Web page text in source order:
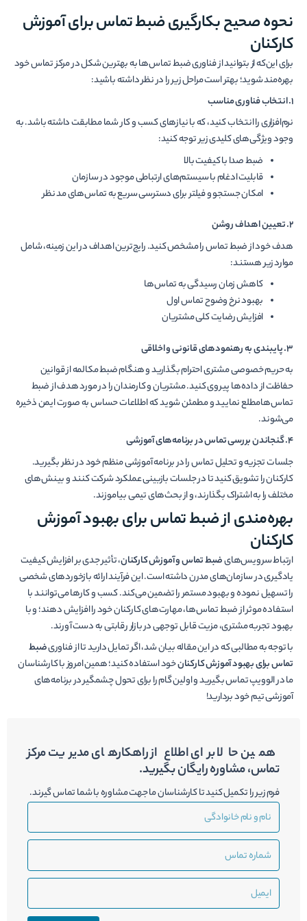
نحوه صحیح بکارگیری ضبط تماس برای آموزش
کارکنان
برای این‌که از بتوانید از فناوری ضبط تماس‌ها به بهترین شکل در مرکز تماس خود
بهره‌مند شوید؛ بهتر است مراحل زیر را در نظر داشته باشید:
1. انتخاب فناوری مناسب
نرم‌افزاری را انتخاب کنید، که با نیازهای کسب و کار شما مطابقت داشته باشد. به
وجود ویژگی‌های کلیدی زیر توجه کنید:
ضبط صدا با کیفیت بالا
قابلیت ادغام با سیستم‌های ارتباطی موجود در سازمان
امکان جستجو و فیلتر برای دسترسی سریع به تماس‌های مد نظر
2. تعیین اهداف روشن
هدف خود از ضبط تماس را مشخص کنید. رایج‌ترین اهداف در این زمینه، شامل
موارد زیر هستند:
کاهش زمان رسیدگی به تماس‌ها
بهبود نرخ وضوح تماس اول
افزایش رضایت کلی مشتریان
3. پایبندی به رهنمودهای قانونی و اخلاقی
به حریم خصوصی مشتری احترام بگذارید و هنگام ضبط مکالمه از قوانین
حفاظت از داده‌ها پیروی کنید. مشتریان و کارمندان را در مورد هدف از ضبط
تماس‌هامطلع نمایید و مطمئن شوید که اطلاعات حساس به صورت ایمن ذخیره
می‌شوند.
4. گنجاندن بررسی تماس در برنامه‌های آموزشی
جلسات تجزیه و تحلیل تماس را در برنامه آموزشی منظم خود در نظر بگیرید.
کارکنان را تشویق کنید تا در جلسات بازبینی عملکرد شرکت کنند و بینش‌های
مختلف را به اشتراک بگذارند، و از بحث‌های تیمی بیاموزند.
بهره‌مندی از ضبط تماس برای بهبود آموزش
کارکنان
ارتباط سرویس‌هایضبط تماس و آموزش کارکنان، تأثیر جدی بر افزایش کیفیت
یادگیری در سازمان‌های مدرن داشته است. این فرآیند ارائه بازخوردهای شخصی
را تسهیل نموده و بهبود مستمر را تضمین می‌کند. کسب و کارها می‌توانند با
استفاده موثر از ضبط تماس‌ها، مهارت‌های کارکنان خود را افزایش دهند؛ و با
بهبود تجربه مشتری، مزیت قابل توجهی در بازار رقابتی به دست آورند.
با توجه به مطالبی که در این مقاله بیان شد، اگر تمایل دارید تا از فناوریضبط
تماس برای بهبود آموزش کارکنانخود استفاده کنید؛ همین امروز با کارشناسان
ما در الوویپ تماس بگیرید و اولین گام را برای تحول چشمگیر در برنامه‌های
آموزشی تیم خود بردارید!
همین حالا برای اطلاع از راهکارهای مدیریت مرکز
تماس، مشاوره رایگان بگیرید.
فرم زیر را تکمیل کنید تا کارشناسان ما جهت مشاوره با شما تماس گیرند.
نام
نام
خانوادگی
شماره
ایمیل